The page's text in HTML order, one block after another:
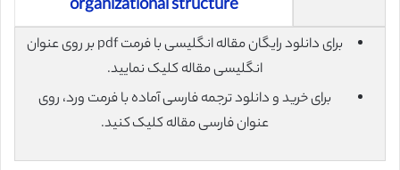
organizational structure
برای دانلود رایگان مقاله انگلیسی با فرمت pdf بر روی عنوان
انگلیسی مقاله کلیک نمایید.
برای خرید و دانلود ترجمه فارسی آماده با فرمت ورد، روی
عنوان فارسی مقاله کلیک کنید.